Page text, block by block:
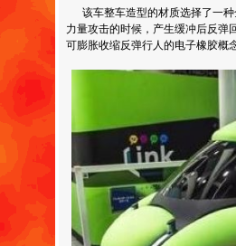
该车整车造型的材质选择了一种
力量攻击的时候，产生缓冲后反弹
可膨胀收缩反弹行人的电子橡胶概